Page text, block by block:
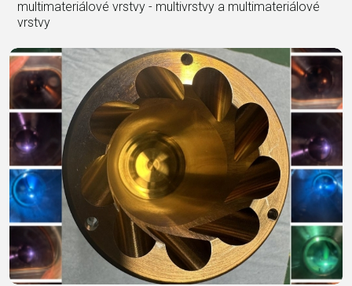
multimateriálové vrstvy - multivrstvy a multimateriálové
vrstvy